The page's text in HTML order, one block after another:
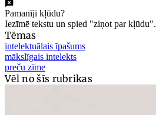
Pamanīji kļūdu?
Iezīmē tekstu un spied "ziņot par kļūdu".
Tēmas
intelektuālais īpašums
mākslīgais intelekts
preču zīme
Vēl no šīs rubrikas